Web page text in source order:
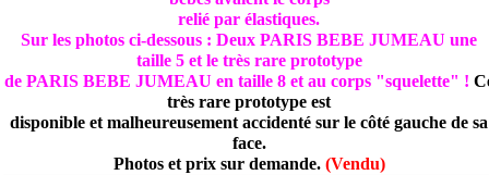
relié par élastiques.
Sur les photos ci-dessous : Deux PARIS BEBE JUMEAU une
taille 5 et le très rare prototype
de PARIS BEBE JUMEAU en taille 8 et au corps "squelette" !
très rare prototype est
disponible et malheureusement accidenté sur le côté gauche de sa
face.
Photos et prix sur demande.(Vendu)